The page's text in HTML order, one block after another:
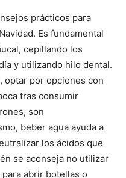
prácticos para
Es fundamental
cepillando los
y utilizando hilo dental.
optar por opciones con
tras consumir
son
beber agua ayuda a
los ácidos que
se aconseja no utilizar
abrir botellas o